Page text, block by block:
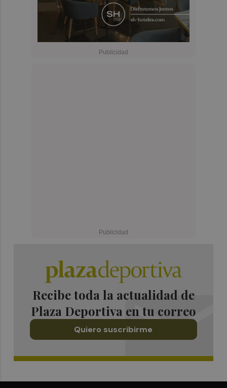
Recibe toda la actualidad de
Plaza Deportiva en tu correo
Quiero suscribirme